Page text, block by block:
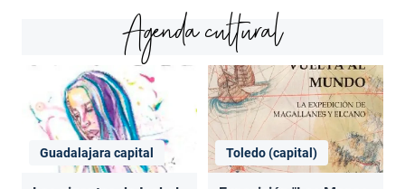
Agenda cultural
Guadalajara capital Toledo (capital)